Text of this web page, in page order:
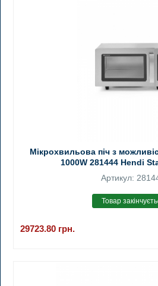
Мікрохвильова піч з
1000W 281444 Hendi
Артикул:
29723.80 грн.